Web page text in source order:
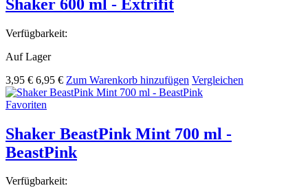
Shaker 600 ml - Extrifit
Verfügbarkeit:
Auf Lager
3,95 € 6,95 € Zum Warenkorb hinzufügen Vergleichen
Favoriten
Shaker BeastPink Mint 700 ml -
BeastPink
Verfügbarkeit: